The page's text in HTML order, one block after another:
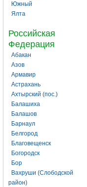
Южный
Ялта
Российская
Федерация
Абакан
Азов
Армавир
Астрахань
Ахтырский (пос.)
Балашиха
Балашов
Барнаул
Белгород
Благовещенск
Богородск
Бор
Вахруши (Слободской
район)